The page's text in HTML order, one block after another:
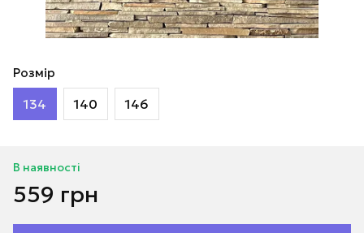
Розмір
134 140 146
В наявності
559 грн